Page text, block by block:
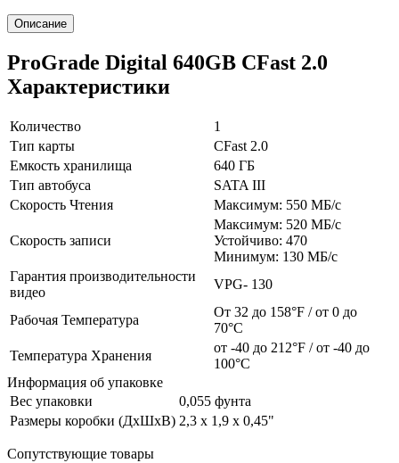
Описание
ProGrade Digital 640GB CFast 2.0
Характеристики
Количество
1
Тип карты
CFast 2.0
Емкость хранилища
640 ГБ
Тип автобуса
SATA III
Скорость Чтения
Максимум: 550 МБ/с
Скорость записи
Максимум: 520 МБ/с
Устойчиво: 470
Минимум: 130 МБ/с
Гарантия производительности
видео
VPG- 130
Рабочая Температура
От 32 до 158°F / от 0 до
70°C
Температура Хранения
от -40 до 212°F / от -40 до
100°C
Информация об упаковке
Вес упаковки
0,055 фунта
Размеры коробки (ДхШхВ) 2,3 x 1,9 x 0,45"
Сопутствующие товары